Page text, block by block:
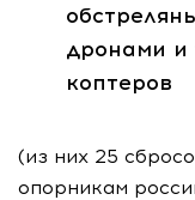
дронами и
коптеров
(из них 25
опорникам